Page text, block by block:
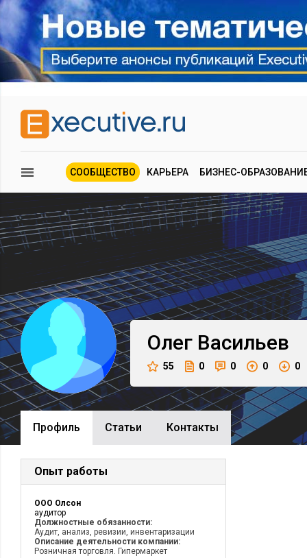
СООБЩЕСТВО КАРЬЕРА БИЗНЕС-
Олег Васильев
55 0 0 0 0
Профиль Cтатьи Контакты
Опыт работы
ООО Олсон
аудитор
Должностные обязанности:
Аудит, анализ, ревизии, инвентаризации
Описание деятельности компании:
Розничная торговля. Гипермаркет